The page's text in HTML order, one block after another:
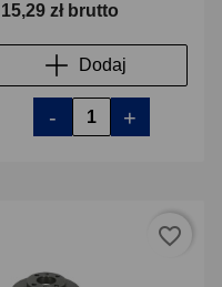
15,29 zł brutto
Dodaj
- +
favorite_border